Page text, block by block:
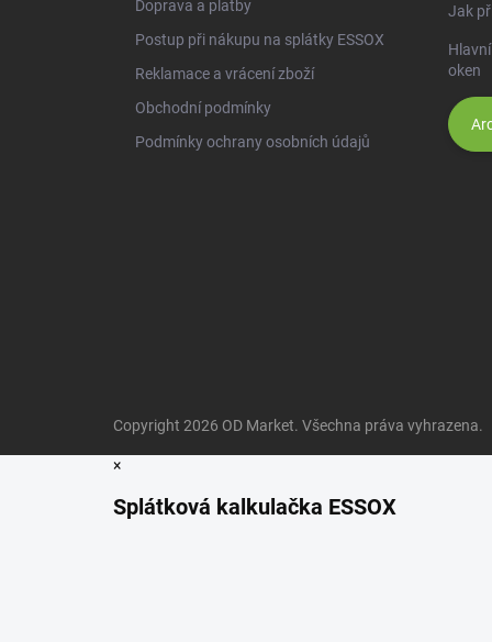
Doprava a platby
Postup při nákupu na splátky ESSOX
Reklamace a vrácení zboží
Obchodní podmínky
Podmínky ochrany osobních údajů
Jak
oken
Copyright 2026 OD Market. Všechna práva vyhrazena.
×
Splátková kalkulačka ESSOX